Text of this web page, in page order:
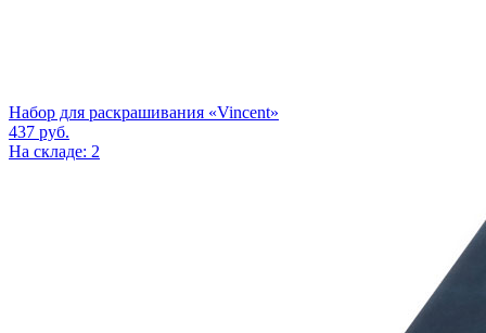
Набор для раскрашивания «Vincent»
437 руб.
На складе: 2